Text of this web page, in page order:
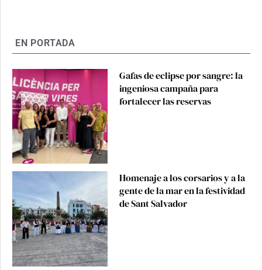
EN PORTADA
Gafas de eclipse por sangre: la
ingeniosa campaña para
fortalecer las reservas
Homenaje a los corsarios y a la
gente de la mar en la festividad
de Sant Salvador